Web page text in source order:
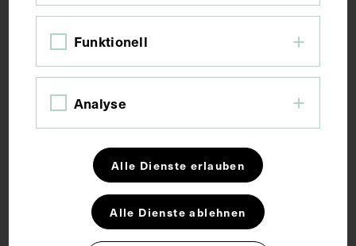
Die am sogenannten Punctum nervosum des Halses
austretenden Nerven und deren Hautäste in der
Brust- und Schultergegend.
Schlagwörter
Hals Lehrmittel Nerv
Funktionell
Analyse
Alle Dienste erlauben
Alle Dienste ablehnen